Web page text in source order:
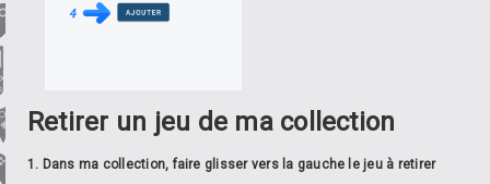
Retirer un jeu de ma collection
1. Dans ma collection, faire glisser vers la gauche le jeu à retirer